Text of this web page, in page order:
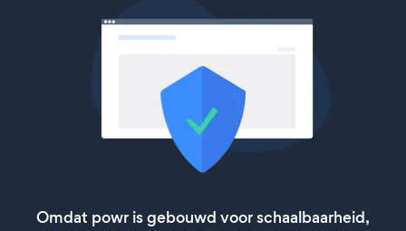
Omdat powr is gebouwd voor schaalbaarheid,